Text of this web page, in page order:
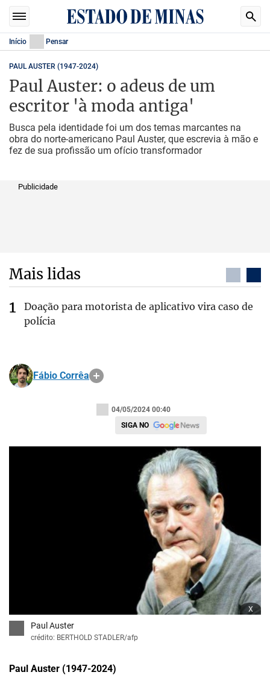
Início Pensar
PAUL AUSTER (1947-2024)
Paul Auster: o adeus de um
escritor 'à moda antiga'
Busca pela identidade foi um dos temas marcantes na
obra do norte-americano Paul Auster, que escrevia à mão e
fez de sua profissão um ofício transformador
Publicidade
Mais lidas
Doação para motorista de aplicativo vira caso de
polícia
Fábio Corrêa
04/05/2024 00:40
SIGA NO
x
Paul Auster
crédito: BERTHOLD STADLER/afp
Paul Auster (1947-2024)